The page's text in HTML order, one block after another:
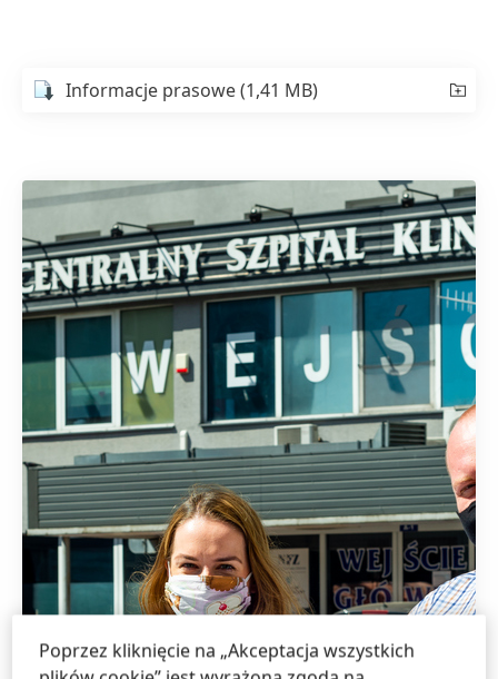
Informacje prasowe(1,41 MB)
Poprzez kliknięcie na „Akceptacja wszystkich